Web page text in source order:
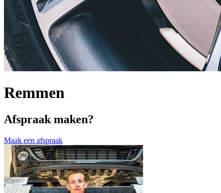
Remmen
Afspraak maken?
Maak een afspraak